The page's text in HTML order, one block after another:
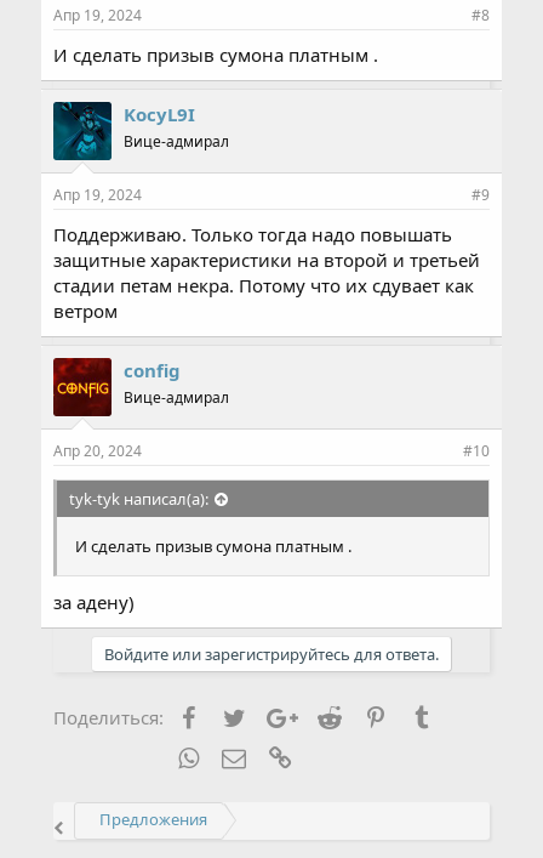
Апр 19, 2024 #8
И сделать призыв сумона платным .
KocyL9I
Вице-адмирал
Апр 19, 2024 #9
Поддерживаю. Только тогда надо повышать
защитные характеристики на второй и третьей
стадии петам некра. Потому что их сдувает как
ветром
config
Вице-адмирал
Апр 20, 2024 #10
tyk-tyk написал(а):
И сделать призыв сумона платным .
за адену)
Войдите или зарегистрируйтесь для ответа.
Поделиться: FacebookTwitterGoogle+
Reddit Pinterest
WhatsAppЭлектронная почта
Предложения